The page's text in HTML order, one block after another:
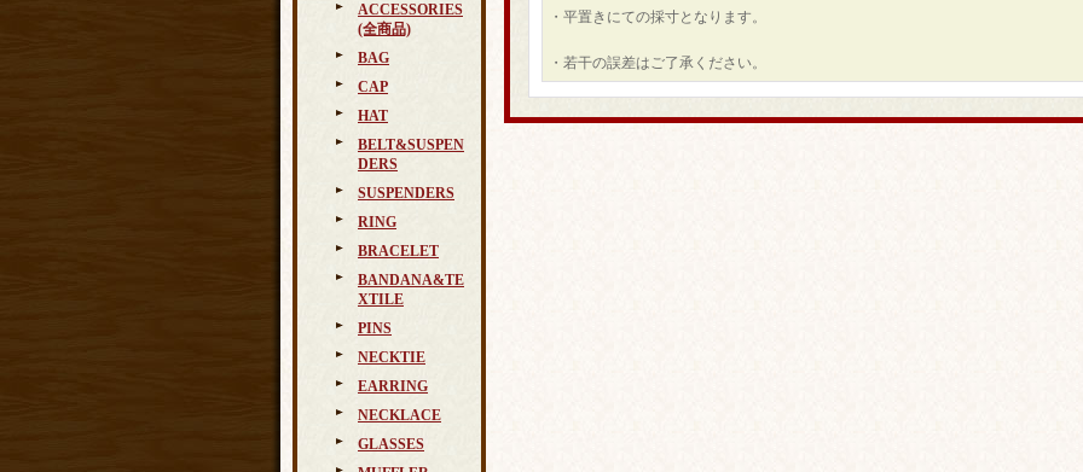
ACCESSORIES
(全商品)
BAG
CAP
HAT
BELT&SUSPEN
DERS
SUSPENDERS
RING
BRACELET
BANDANA&TE
XTILE
PINS
NECKTIE
EARRING
NECKLACE
GLASSES
・平置きにての採寸となります。
・若干の誤差はご了承ください。